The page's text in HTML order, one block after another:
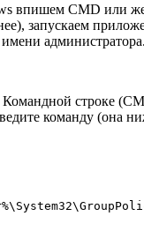
впишем CMD или
запускаем
администратора.
строке
команду (она